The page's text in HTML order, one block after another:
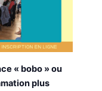
« bobo » ou
plus